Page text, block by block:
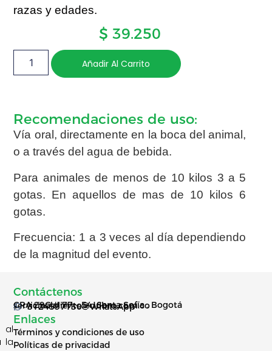
razas y edades.
$ 39.250
Añadir Al Carrito
Recomendaciones de uso:
Vía oral, directamente en la boca del animal,
o a través del agua de bebida.
Para animales de menos de 10 kilos 3 a 5
gotas. En aquellos de mas de 10 kilos 6
gotas.
Frecuencia: 1 a 3 veces al día dependiendo
de la magnitud del evento.
al
la
Contáctenos
CRA 29C # 77 – 54, Santa Sofía , Bogotá
servicioalcliente@dubro.com.co
3124597130 - WhatsApp
Enlaces
Términos y condiciones de uso
Políticas de privacidad